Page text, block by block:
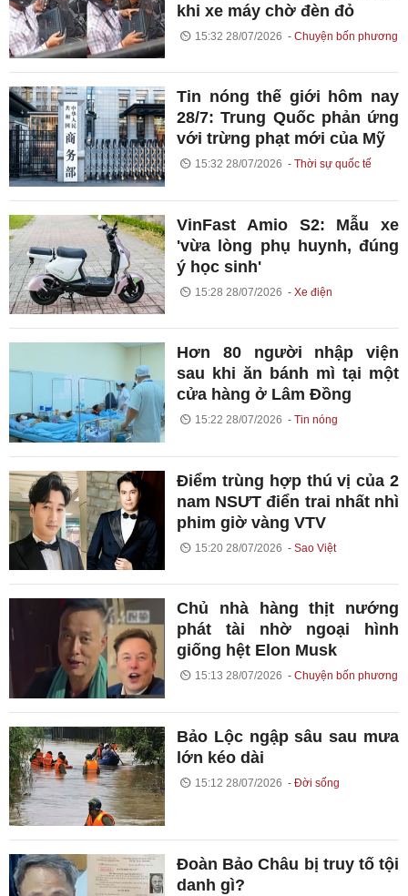
khi xe máy chờ đèn đỏ
15:32 28/07/2026 Chuyện bốn phương
Tin nóng thế giới hôm nay
28/7: Trung Quốc phản ứng
với trừng phạt mới của Mỹ
15:32 28/07/2026 Thời sự quốc tế
VinFast Amio S2: Mẫu xe
'vừa lòng phụ huynh, đúng
ý học sinh'
15:28 28/07/2026 Xe điện
Hơn 80 người nhập viện
sau khi ăn bánh mì tại một
cửa hàng ở Lâm Đồng
15:22 28/07/2026 Tin nóng
Điểm trùng hợp thú vị của 2
nam NSƯT điển trai nhất nhì
phim giờ vàng VTV
15:20 28/07/2026 Sao Việt
Chủ nhà hàng thịt nướng
phát tài nhờ ngoại hình
giống hệt Elon Musk
15:13 28/07/2026 Chuyện bốn phương
Bảo Lộc ngập sâu sau mưa
lớn kéo dài
15:12 28/07/2026 Đời sống
Đoàn Bảo Châu bị truy tố tội
danh gì?